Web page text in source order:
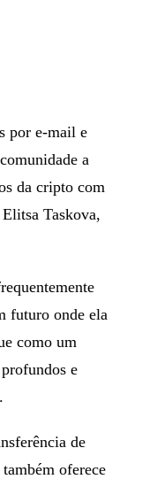
por e-mail e
a
da cripto com
Taskova,
futuro onde ela
como um
e
de
oferece